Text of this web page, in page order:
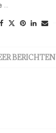
BERICHTEN